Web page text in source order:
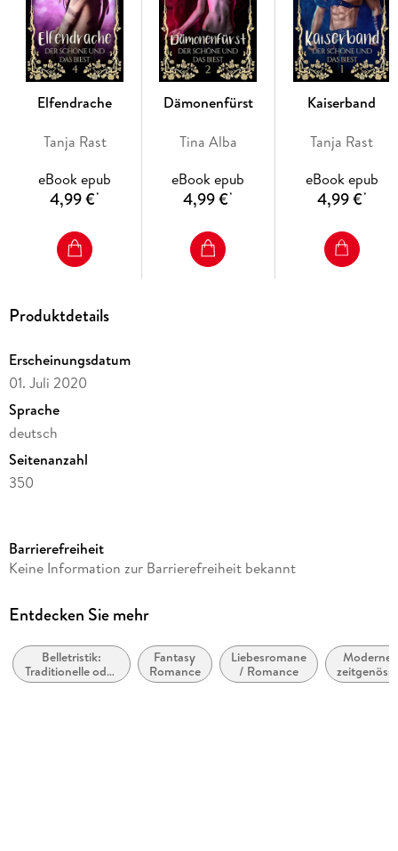
Elfendrache
Tanja Rast
eBook epub
4,99 €*
Dämonenfürst
Tina Alba
eBook epub
4,99 €*
Kaiserband
Tanja Rast
eBook epub
4,99 €*
Produktdetails
Erscheinungsdatum
01. Juli 2020
Sprache
deutsch
Seitenanzahl
350
Reihe
Autor/Autorin
Verlag/Hersteller
via tolino media
Barrierefreiheit
Keine Information zur Barrierefreiheit bekannt
Entdecken Sie mehr
Belletristik:
Traditionelle oder
kulturelle und
Fantasy
Romance
Liebesromane
/ Romance
Moderne